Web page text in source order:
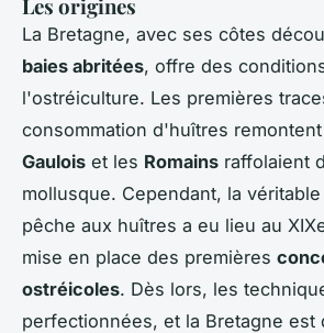
Les origines
La Bretagne, avec ses côtes
baies abritées, offre des
l'ostréiculture. Les premières
consommation d'huîtres
Gaulois et les Romains raffolaient
mollusque. Cependant, la
pêche aux huîtres a eu lieu au
mise en place des premières
ostréicoles. Dès lors, les
perfectionnées, et la Bretagne est